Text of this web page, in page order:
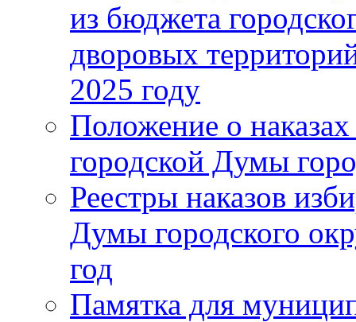
из бюджета
дворовых
2025 году
Положение о
городской Думы
Реестры наказов
Думы городского
год
Памятка для